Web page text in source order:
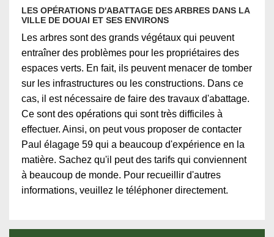
LES OPÉRATIONS D'ABATTAGE DES ARBRES DANS LA
VILLE DE DOUAI ET SES ENVIRONS
Les arbres sont des grands végétaux qui peuvent
entraîner des problèmes pour les propriétaires des
espaces verts. En fait, ils peuvent menacer de tomber
sur les infrastructures ou les constructions. Dans ce
cas, il est nécessaire de faire des travaux d'abattage.
Ce sont des opérations qui sont très difficiles à
effectuer. Ainsi, on peut vous proposer de contacter
Paul élagage 59 qui a beaucoup d'expérience en la
matière. Sachez qu'il peut des tarifs qui conviennent
à beaucoup de monde. Pour recueillir d'autres
informations, veuillez le téléphoner directement.